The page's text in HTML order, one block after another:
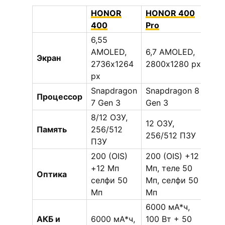
HONOR
400
HONOR 400
Pro
Экран
6,55
AMOLED,
2736х1264
px
6,7 AMOLED,
2800х1280 px
Процессор
Snapdragon
7 Gen 3
Snapdragon 8
Gen 3
Память
8/12 ОЗУ,
256/512
ПЗУ
12 ОЗУ,
256/512 ПЗУ
Оптика
200 (OIS)
+12 Мп
селфи 50
Мп
200 (OIS) +12
Мп, теле 50
Мп, селфи 50
Мп
АКБ и
6000 мА*ч,
6000 мА*ч,
100 Вт + 50